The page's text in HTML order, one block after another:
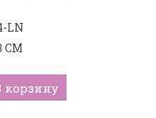
LN
СМ
корзину